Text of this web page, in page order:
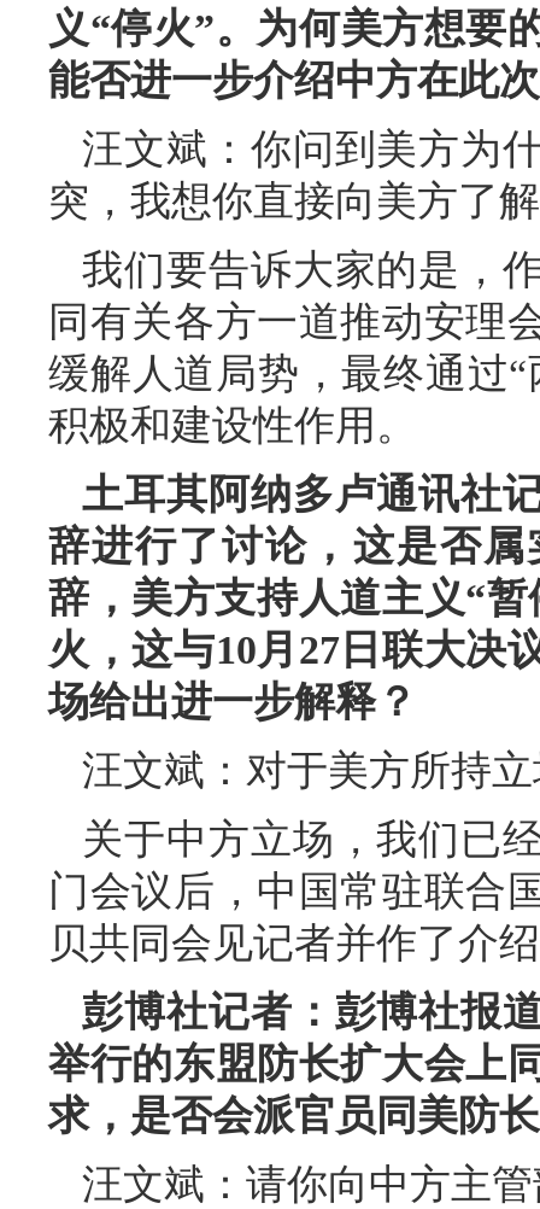
义“停火”。为何美方想要
能否进一步介绍中方在此
汪文斌： 你问到美方为
突，我想你直接向美方了
我们要告诉大家的是，
同有关各方一道推动安理
缓解人道局势，最终通过
积极和建设性作用。
土耳其阿纳多卢通讯社
辞进行了讨论，这是否
辞，美方支持人道主义“
火，这与10月27日联大决
场给出进一步解释？
汪文斌： 对于美方所持
关于中方立场，我们已
门会议后，中国常驻联合
贝共同会见记者并作了介
彭博社记者：彭博社报
举行的东盟防长扩大会上
求，是否会派官员同美防
汪文斌： 请你向中方主